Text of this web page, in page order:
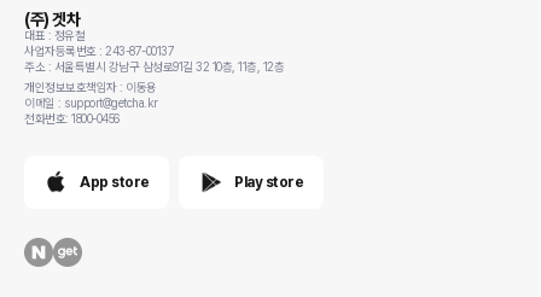
(주) 겟차
대표 : 정유철
사업자등록번호 : 243-87-00137
주소 : 서울특별시 강남구 삼성로91길 32 10층, 11층, 12층
개인정보보호책임자 : 이동용
이메일 : support@getcha.kr
전화번호: 1800-0456
App store Play store